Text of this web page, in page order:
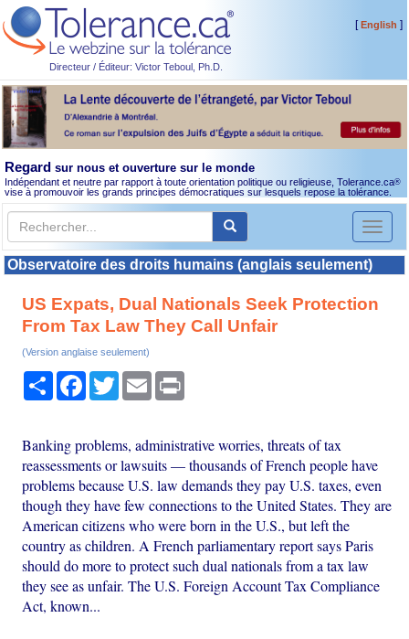
Directeur / Éditeur: Victor Teboul, Ph.D.
[English ]
Regard sur nous et ouverture sur le monde
Indépendant et neutre par rapport à toute orientation politique ou religieuse, Tolerance.ca®
vise à promouvoir les grands principes démocratiques sur lesquels repose la tolérance.
Toggle
Observatoire des droits humains (anglais seulement)
US Expats, Dual Nationals Seek Protection
From Tax Law They Call Unfair
(Version anglaise seulement)
PartagerFacebook
TwitterEmail
Banking problems, administrative worries, threats of tax
reassessments or lawsuits — thousands of French people have
problems because U.S. law demands they pay U.S. taxes, even
though they have few connections to the United States. They are
American citizens who were born in the U.S., but left the
country as children. A French parliamentary report says Paris
should do more to protect such dual nationals from a tax law
they see as unfair. The U.S. Foreign Account Tax Compliance
Act, known...